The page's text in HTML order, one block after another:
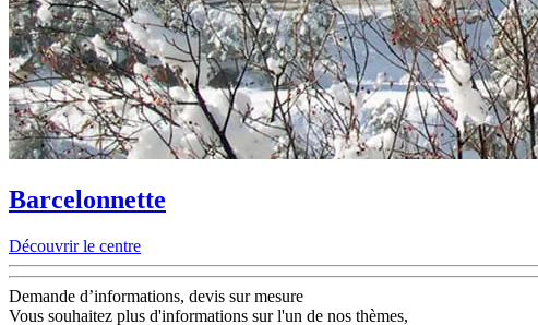
Barcelonnette
Découvrir le centre
Demande d’informations, devis sur mesure
Vous souhaitez plus d'informations sur l'un de nos thèmes,